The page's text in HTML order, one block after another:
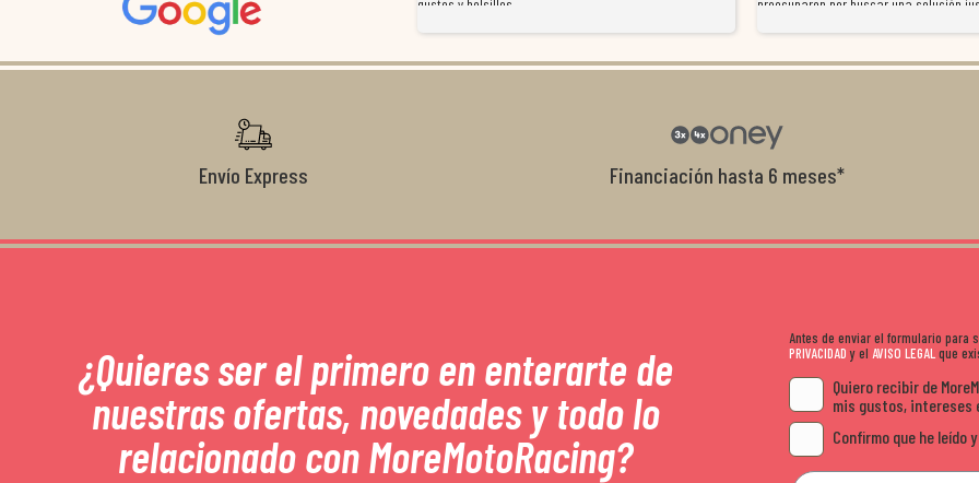
Gracias de nuevo por todo!
con el cliente, y me ofrecieron unas
Envío Express Financiación hasta 6 meses*
¿Quieres ser el primero en enterarte de
nuestras ofertas, novedades y todo lo
relacionado con MoreMotoRacing?
Antes de enviar el formulario para
PRIVACIDADy el AVISO LEGALque
Quiero recibir de
mis gustos, intereses
Confirmo que he leído